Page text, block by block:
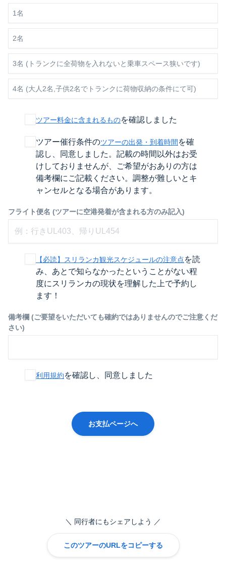
1名
2名
3名 (トランクに全荷物を入れないと乗車スペース狭いです)
4名 (大人2名,子供2名でトランクに荷物収納の条件にて可)
ツアー料金に含まれるものを確認しました
ツアー催行条件のツアーの出発・到着時間 を確
認し、同意しました。記載の時間以外はお受
けしておりませんが、ご希望がおありの方は
備考欄にご記載ください。調整が難しいとキ
ャンセルとなる場合があります。
フライト便名 (ツアーに空港発着が含まれる方のみ記入)
【必読】スリランカ観光スケジュールの注意点を読
み、あとで知らなかったということがない程
度にスリランカの現状を理解した上で予約し
ます！
備考欄 (ご要望をいただいても確約ではありませんのでご注意くだ
さい)
利用規約を確認し、同意しました
お支払ページへ
同行者にもシェアしよう
このツアーのURLをコピーする